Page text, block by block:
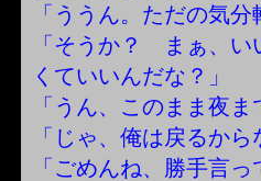
「ううん。ただの気
「そうか？ まぁ、い
くていいんだな？」
「うん、このまま夜
「じゃ、俺は戻るから
「ごめんね、勝手言っ